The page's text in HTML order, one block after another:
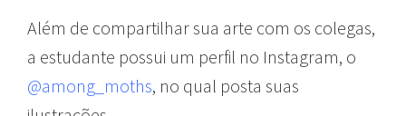
Além de compartilhar sua arte com os colegas,
a estudante possui um perfil no Instagram, o
@among_moths, no qual posta suas